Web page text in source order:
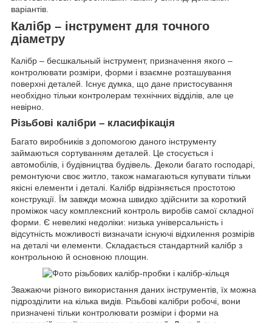
варіантів.
Калібр – інструмент для точного
діаметру
Калібр – бесшкальный інструмент, призначення якого –
контролювати розміри, форми і взаємне розташування
поверхні деталей. Існує думка, що дане пристосування
необхідно тільки контролерам технічних відділів, але це
невірно.
Різьбові калібри – класифікація
Багато виробників з допомогою даного інструменту
займаються сортуванням деталей. Це стосується і
автомобілів, і будівництва будівель. Деколи багато господарі,
ремонтуючи своє житло, також намагаються купувати тільки
якісні елементи і деталі. Калібр відрізняється простотою
конструкції. Їм завжди можна швидко здійснити за короткий
проміжок часу комплексний контроль виробів самої складної
форми. Є невеликі недоліки: низька універсальність і
відсутність можливості визначати існуючі відхилення розмірів
на деталі чи елементи. Складається стандартний калібр з
контрольною й основною площин.
Зважаючи різного використання даних інструментів, їх можна
підрозділити на кілька видів. Різьбові калібри робочі, вони
призначені тільки контролювати розміри і форми на